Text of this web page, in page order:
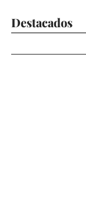
Destacados